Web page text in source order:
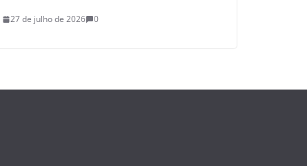
27 de julho de 2026 0